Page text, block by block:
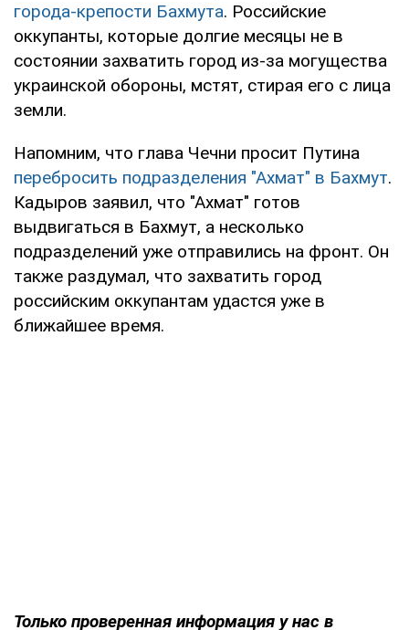
города-крепости Бахмута. Российские
оккупанты, которые долгие месяцы не в
состоянии захватить город из-за могущества
украинской обороны, мстят, стирая его с лица
земли.
Напомним, что глава Чечни просит Путина
перебросить подразделения "Ахмат" в Бахмут.
Кадыров заявил, что "Ахмат" готов
выдвигаться в Бахмут, а несколько
подразделений уже отправились на фронт. Он
также раздумал, что захватить город
российским оккупантам удастся уже в
ближайшее время.
Только проверенная информация у нас в